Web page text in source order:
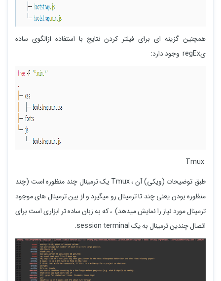
همچنین گزینه ای برای فیلتر کردن نتایج با استفاده ازالگوی ساده
یregEx وجود دارد:
طبق توضیحات (ویکی) آن ، Tmux یک ترمینال چند منظوره است (چند
منظوره بودن یعنی چند تا ترمینال رو میگیرد و از بین ترمینال های موجود
ترمینال مورد نیاز را نمایش میدهد) ، که به زبان ساده تر ابزاری است برای
اتصال چندین ترمینال به یک session terminal.